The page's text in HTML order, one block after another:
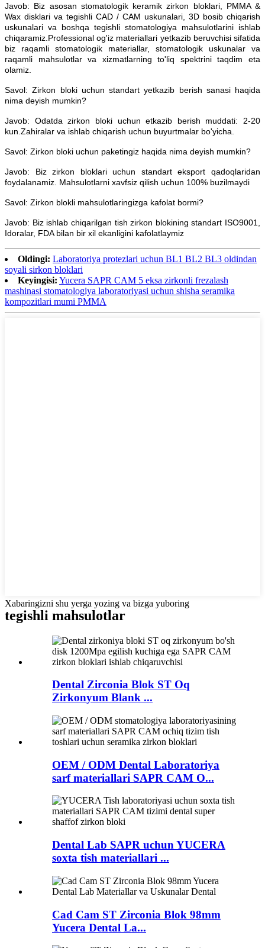
Javob: Biz asosan stomatologik keramik zirkon bloklari, PMMA &
Wax disklari va tegishli CAD / CAM uskunalari, 3D bosib chiqarish
uskunalari va boshqa tegishli stomatologiya mahsulotlarini ishlab
chiqaramiz.Professional og'iz materiallari yetkazib beruvchisi sifatida
biz raqamli stomatologik materiallar, stomatologik uskunalar va
raqamli mahsulotlar va xizmatlarning to'liq spektrini taqdim eta
olamiz.
Savol: Zirkon bloki uchun standart yetkazib berish sanasi haqida
nima deyish mumkin?
Javob: Odatda zirkon bloki uchun etkazib berish muddati: 2-20
kun.Zahiralar va ishlab chiqarish uchun buyurtmalar bo'yicha.
Savol: Zirkon bloki uchun paketingiz haqida nima deyish mumkin?
Javob: Biz zirkon bloklari uchun standart eksport qadoqlaridan
foydalanamiz. Mahsulotlarni xavfsiz qilish uchun 100% buzilmaydi
Savol: Zirkon blokli mahsulotlaringizga kafolat bormi?
Javob: Biz ishlab chiqarilgan tish zirkon blokining standart ISO9001,
Idoralar, FDA bilan bir xil ekanligini kafolatlaymiz
Oldingi: Laboratoriya protezlari uchun BL1 BL2 BL3 oldindan
soyali sirkon bloklari
Keyingisi: Yucera SAPR CAM 5 eksa zirkonli frezalash
mashinasi stomatologiya laboratoriyasi uchun shisha seramika
kompozitlari mumi PMMA
Xabaringizni shu yerga yozing va bizga yuboring
tegishli mahsulotlar
Dental Zirconia Blok ST Oq
Zirkonyum Blank ...
OEM / ODM Dental Laboratoriya
sarf materiallari SAPR CAM O...
Dental Lab SAPR uchun YUCERA
soxta tish materiallari ...
Cad Cam ST Zirconia Blok 98mm
Yucera Dental La...